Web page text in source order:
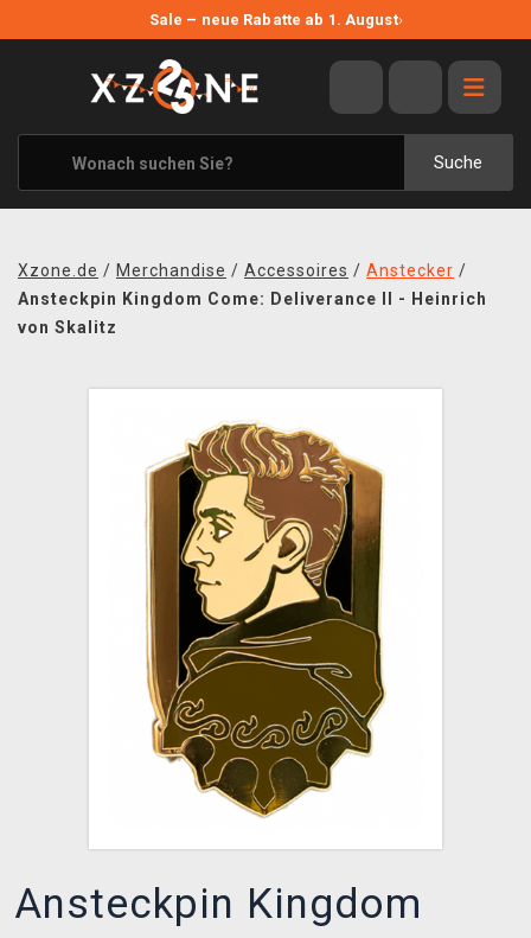
Sale – neue Rabatte ab 1. August›
Suche
ANGEBOTE
ALLE MARKEN
XZONE ORIGINALS
KLEIDUNG & ACCESSOIRES
BÜCHER & COMICS
XZONE CLUB
Xzone.de / Merchandise / Accessoires / Anstecker /
Ansteckpin Kingdom Come: Deliverance II - Heinrich
von Skalitz
Ansteckpin Kingdom